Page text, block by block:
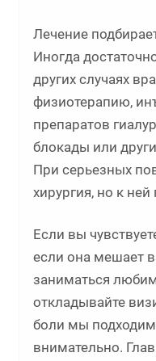
Лечение
Иногда
других случаях
физиотерапию,
препаратов
блокады или
При серьезных
хирургия, но к
Если вы
если она мешает
заниматься
откладывайте
боли мы
внимательно.